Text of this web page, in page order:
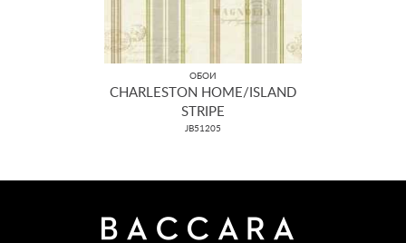
ОБОИ
CHARLESTON HOME/ISLAND
STRIPE
JB51205